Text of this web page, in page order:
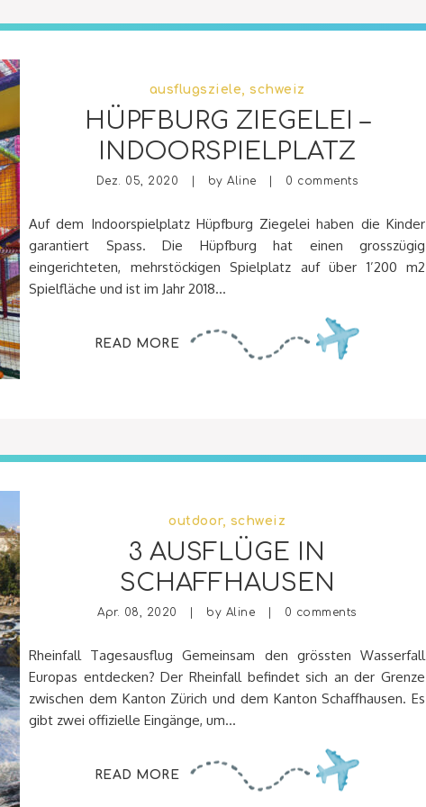
ausflugsziele schweiz
HÜPFBURG ZIEGELEI –
INDOORSPIELPLATZ
Dez. 05, 2020 | byAline | 0 comments
Auf dem Indoorspielplatz Hüpfburg Ziegelei haben die Kinder
garantiert Spass. Die Hüpfburg hat einen grosszügig
eingerichteten, mehrstöckigen Spielplatz auf über 1’200 m2
Spielfläche und ist im Jahr 2018...
READ MORE
outdoor, schweiz
3 AUSFLÜGE IN
SCHAFFHAUSEN
Apr. 08, 2020 | by Aline | 0 comments
Rheinfall Tagesausflug Gemeinsam den grössten Wasserfall
Europas entdecken? Der Rheinfall befindet sich an der Grenze
zwischen dem Kanton Zürich und dem Kanton Schaffhausen. Es
gibt zwei offizielle Eingänge, um...
READ MORE